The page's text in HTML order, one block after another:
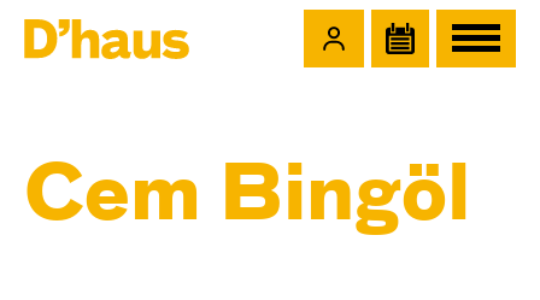
Cem Bingöl